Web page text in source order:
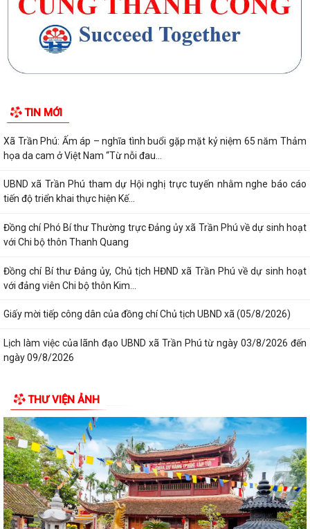
TIN MỚI
Xã Trần Phú: Ấm áp – nghĩa tình buổi gặp mặt kỷ niệm 65 năm Thảm
họa da cam ở Việt Nam “Từ nỗi đau...
UBND xã Trần Phú tham dự Hội nghị trực tuyến nhằm nghe báo cáo
tiến độ triển khai thực hiện Kế...
Đồng chí Phó Bí thư Thường trực Đảng ủy xã Trần Phú về dự sinh hoạt
với Chi bộ thôn Thanh Quang
Đồng chí Bí thư Đảng ủy, Chủ tịch HĐND xã Trần Phú về dự sinh hoạt
với đảng viên Chi bộ thôn Kim...
Giấy mời tiếp công dân của đồng chí Chủ tịch UBND xã (05/8/2026)
Lịch làm việc của lãnh đạo UBND xã Trần Phú từ ngày 03/8/2026 đến
ngày 09/8/2026
THƯ VIỆN ẢNH